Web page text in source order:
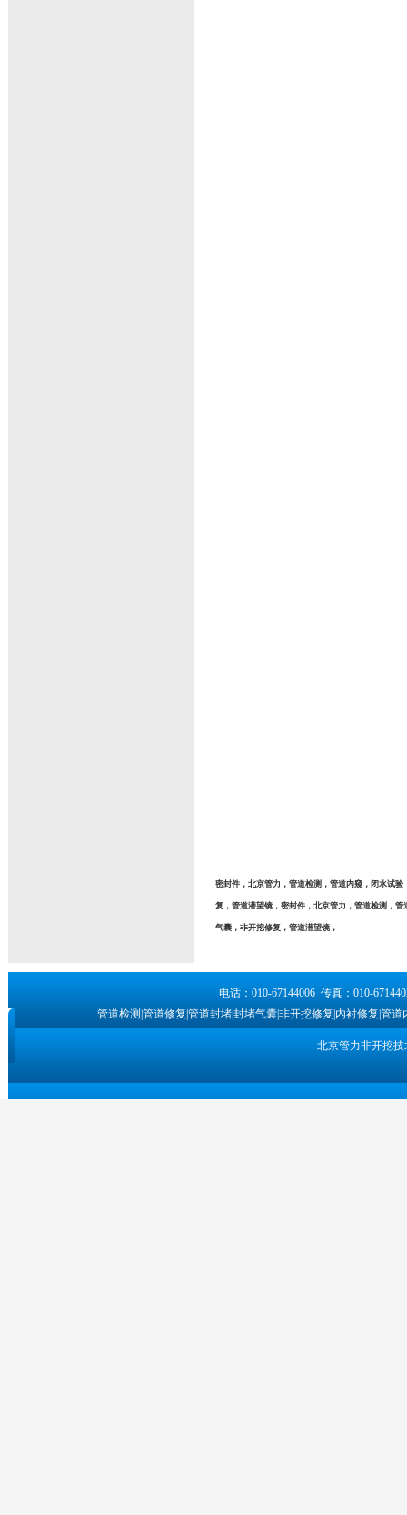
密封件，北京管力，管道检测，管道内窥，闭水试
复，管道潜望镜，密封件，北京管力，管道检测，
气囊，非开挖修复，管道潜望镜，
电话：010-67144006 传真：010-
管道检测|管道修复|管道封堵|封堵气囊|非开挖修复|内衬修复|管
北京管力非开挖